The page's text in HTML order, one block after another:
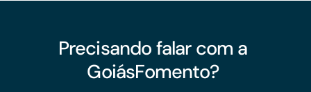
Precisando falar com a
GoiásFomento?